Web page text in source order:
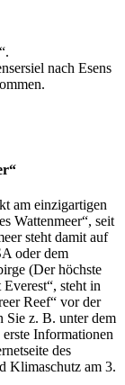
nach Esens
am einzigartigen
Wattenmeer“, seit
steht damit auf
oder dem
(Der höchste
steht in
Reef“ vor der
Sie z. B. unter dem
Informationen
des
Klimaschutz am 3.